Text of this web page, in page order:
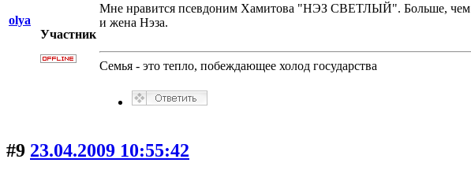
olya
Участник
Мне нравится псевдоним Хамитова "НЭЗ СВЕТЛЫЙ". Больше, чем
и жена Нэза.
Семья - это тепло, побеждающее холод государства
#9 23.04.2009 10:55:42